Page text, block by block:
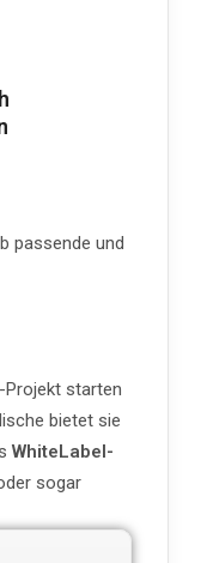
passende und
Projekt starten
bietet sie
WhiteLabel-
sogar